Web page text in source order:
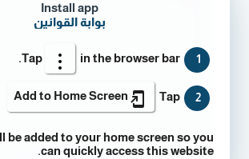
Install app
بوابة القوانين
1
Tap in the browser bar.
2
Tap
Add to Home Screen
be added to your home screen so you
can quickly access this website.